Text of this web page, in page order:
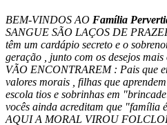
BEM-VINDOS AO Família
SANGUE SÃO LAÇOS DE
têm um cardápio secreto e o
geração , junto com os desejos
VÃO ENCONTRAREM : Pais que
valores morais , filhas que
escola tios e sobrinhas em
vocês ainda acreditam que "família
AQUI A MORAL VIROU